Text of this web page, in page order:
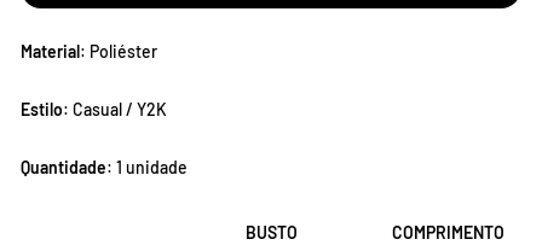
Material: Poliéster
Estilo: Casual / Y2K
Quantidade: 1 unidade
BUSTO COMPRIMENTO